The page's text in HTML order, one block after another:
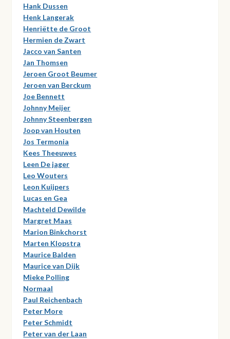
Hank Dussen
Henk Langerak
Henriëtte de Groot
Hermien de Zwart
Jacco van Santen
Jan Thomsen
Jeroen Groot Beumer
Jeroen van Berckum
Joe Bennett
Johnny Meijer
Johnny Steenbergen
Joop van Houten
Jos Termonia
Kees Theeuwes
Leen De jager
Leo Wouters
Leon Kuijpers
Lucas en Gea
Machteld Dewilde
Margret Maas
Marion Binkchorst
Marten Klopstra
Maurice Balden
Maurice van Dijk
Mieke Polling
Normaal
Paul Reichenbach
Peter More
Peter Schmidt
Peter van der Laan